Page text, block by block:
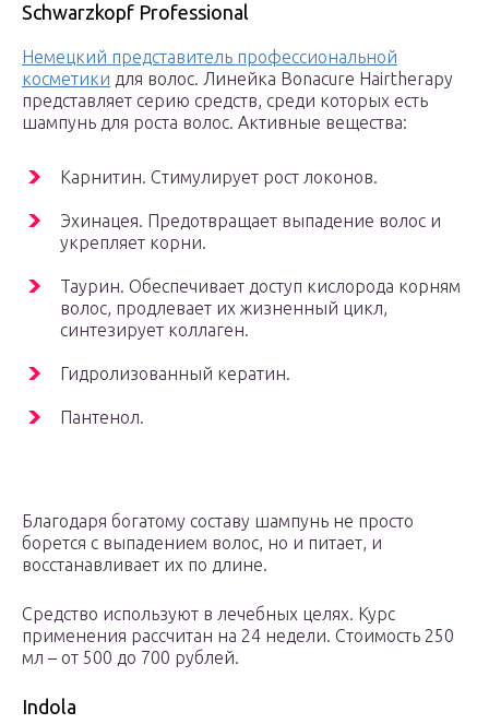
Schwarzkopf Professional
Немецкий представитель профессиональной
косметики для волос. Линейка Bonacure Hairtherapy
представляет серию средств, среди которых есть
шампунь для роста волос. Активные вещества:
Карнитин. Стимулирует рост локонов.
Эхинацея. Предотвращает выпадение волос и
укрепляет корни.
Таурин. Обеспечивает доступ кислорода корням
волос, продлевает их жизненный цикл,
синтезирует коллаген.
Гидролизованный кератин.
Пантенол.
Благодаря богатому составу шампунь не просто
борется с выпадением волос, но и питает, и
восстанавливает их по длине.
Средство используют в лечебных целях. Курс
применения рассчитан на 24 недели. Стоимость 250
мл – от 500 до 700 рублей.
Indola